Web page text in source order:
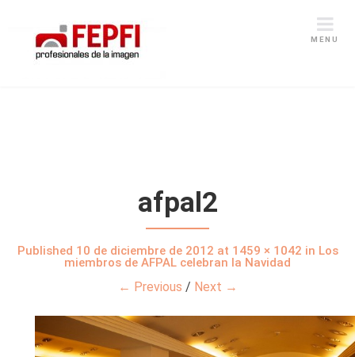
MENU
afpal2
Published 10 de diciembre de 2012 at 1459 × 1042 in Los
miembros de AFPAL celebran la Navidad
← Previous / Next →